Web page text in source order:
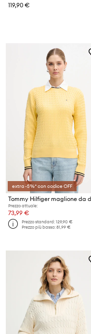
119,90 €
extra -5%* con codice OFF
Prezzo attuale:
73,99 €
Prezzo standard:129,90 €
Prezzo più basso:81,99 €